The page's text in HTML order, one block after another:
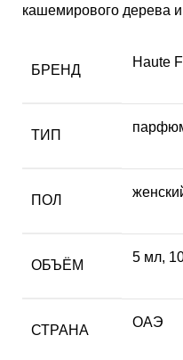
кашемирового дерева
БРЕНД
Haute
ТИП
ПОЛ
ОБЪЁМ
5 мл,
СТРАНА
ОАЭ